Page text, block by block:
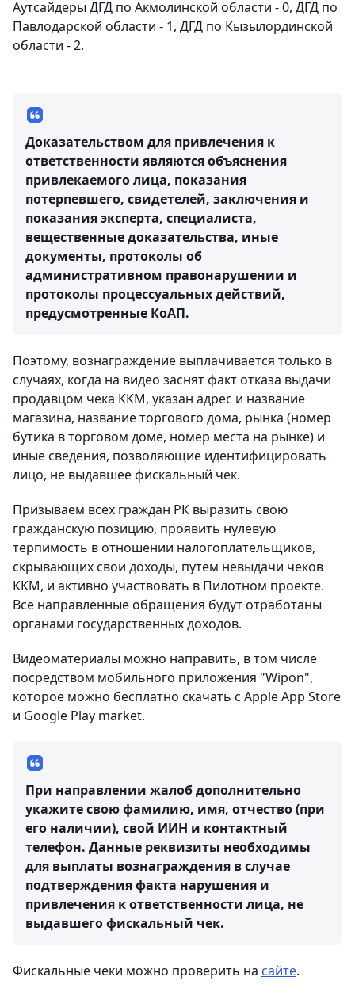
Аутсайдеры ДГД по Акмолинской области - 0, ДГД по
Павлодарской области - 1, ДГД по Кызылординской
области - 2.
Доказательством для привлечения к
ответственности являются объяснения
привлекаемого лица, показания
потерпевшего, свидетелей, заключения и
показания эксперта, специалиста,
вещественные доказательства, иные
документы, протоколы об
административном правонарушении и
протоколы процессуальных действий,
предусмотренные КоАП.
Поэтому, вознаграждение выплачивается только в
случаях, когда на видео заснят факт отказа выдачи
продавцом чека ККМ, указан адрес и название
магазина, название торгового дома, рынка (номер
бутика в торговом доме, номер места на рынке) и
иные сведения, позволяющие идентифицировать
лицо, не выдавшее фискальный чек.
Призываем всех граждан РК выразить свою
гражданскую позицию, проявить нулевую
терпимость в отношении налогоплательщиков,
скрывающих свои доходы, путем невыдачи чеков
ККМ, и активно участвовать в Пилотном проекте.
Все направленные обращения будут отработаны
органами государственных доходов.
Видеоматериалы можно направить, в том числе
посредством мобильного приложения "Wipon",
которое можно бесплатно скачать с Apple App Store
и Google Play market.
При направлении жалоб дополнительно
укажите свою фамилию, имя, отчество (при
его наличии), свой ИИН и контактный
телефон. Данные реквизиты необходимы
для выплаты вознаграждения в случае
подтверждения факта нарушения и
привлечения к ответственности лица, не
выдавшего фискальный чек.
Фискальные чеки можно проверить на сайте.